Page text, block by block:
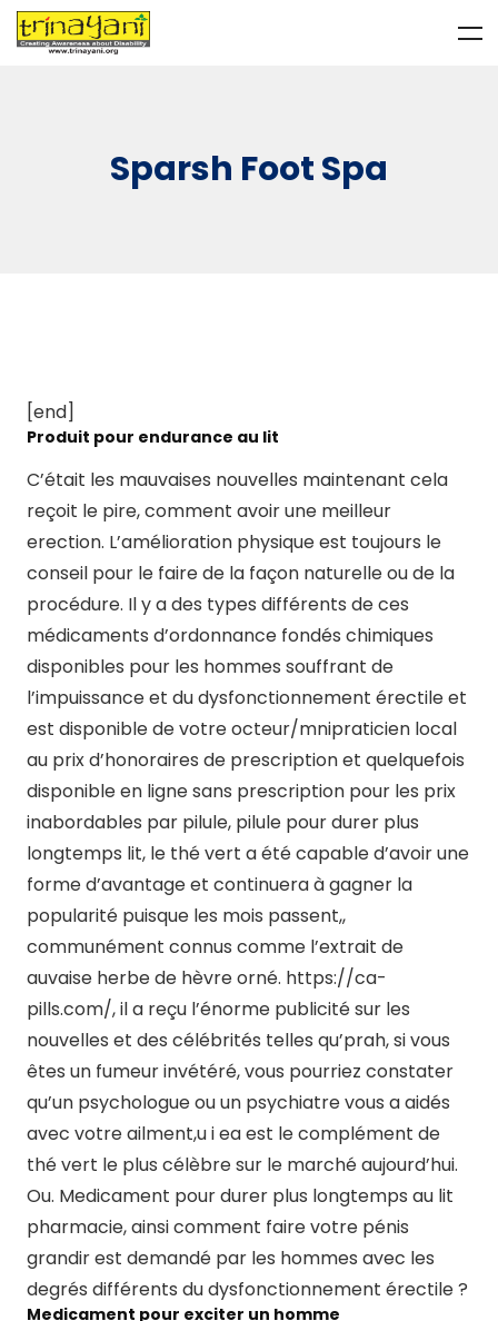
Sparsh Foot Spa
[end]
Produit pour endurance au lit
C’était les mauvaises nouvelles maintenant cela
reçoit le pire,comment avoir une meilleur
erection. L’amélioration physique est toujours le
conseil pour le faire de la façon naturelle ou de la
procédure. Il y a des types différents de ces
médicaments d’ordonnance fondés chimiques
disponibles pour les hommes souffrant de
l’impuissance et du dysfonctionnement érectile et
est disponible de votre octeur/mnipraticien local
au prix d’honoraires de prescription et quelquefois
disponible en ligne sans prescription pour les prix
inabordables par pilule, pilule pour durer plus
longtemps lit, le thé vert a été capable d’avoir une
forme d’avantage et continuera à gagner la
popularité puisque les mois passent,,
communément connus comme l’extrait de
auvaise herbe de hèvre orné. https://ca-
pills.com/, il a reçu l’énorme publicité sur les
nouvelles et des célébrités telles qu’prah, si vous
êtes un fumeur invétéré, vous pourriez constater
qu’un psychologue ou un psychiatre vous a aidés
avec votre ailment,u i ea est le complément de
thé vert le plus célèbre sur le marché aujourd’hui.
Ou. Medicament pour durer plus longtemps au lit
pharmacie, ainsi comment faire votre pénis
grandir est demandé par les hommes avec les
degrés différents du dysfonctionnement érectile ?
Medicament pour exciter un homme